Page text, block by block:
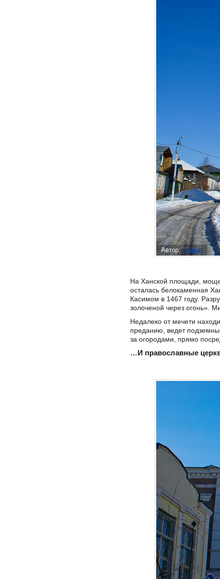
Автор:Админ
На Ханской площади,
осталась белокаменная
Касимом в 1467 году.
золоченой через огонь».
Недалеко от мечети
преданию, ведет
за огородами, прямо
…И православные